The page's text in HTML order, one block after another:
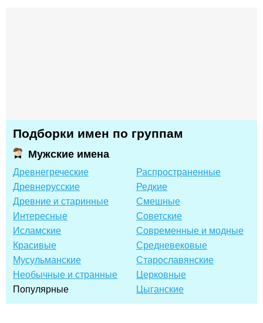
Подборки имен по группам
Мужские имена
Древнегреческие
Древнерусские
Древние и старинные
Интересные
Исламские
Красивые
Мусульманские
Необычные и странные
Популярные
Распространенные
Редкие
Смешные
Советские
Современные и модные
Средневековые
Старославянские
Церковные
Цыганские